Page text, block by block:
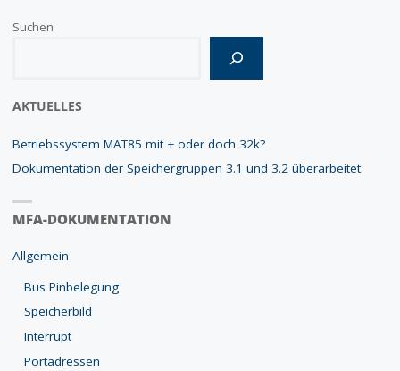
Suchen
AKTUELLES
Betriebssystem MAT85 mit + oder doch 32k?
Dokumentation der Speichergruppen 3.1 und 3.2 überarbeitet
MFA-DOKUMENTATION
Allgemein
Bus Pinbelegung
Speicherbild
Interrupt
Portadressen